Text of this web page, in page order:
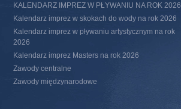
KALENDARZ IMPREZ W PŁYWANIU NA ROK 2026
Kalendarz imprez w skokach do wody na rok 2026
Kalendarz imprez w pływaniu artystycznym na rok
2026
Kalendarz imprez Masters na rok 2026
Zawody centralne
Zawody międzynarodowe